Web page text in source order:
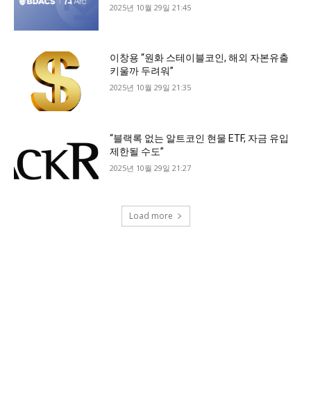
2025년 10월 29일 21:45
이창용 “원화 스테이블코인, 해외 자본유출
키울까 두려워”
2025년 10월 29일 21:35
“블랙록 없는 알트코인 현물 ETF, 자금 유입
제한될 수도”
2025년 10월 29일 21:27
Load more